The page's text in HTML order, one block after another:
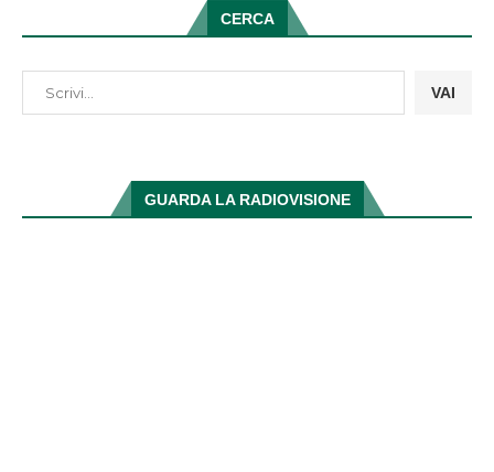
CERCA
VAI
GUARDA LA RADIOVISIONE